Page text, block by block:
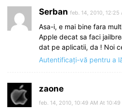
Serban feb. 14, 2010, 12:25
Asa-i, e mai bine fara
Apple decat sa faci
dat pe aplicatii, da ! Noi
Autentificați-vă pentru a
zaone
feb. 14, 2010, 10:49 AM At 10:49